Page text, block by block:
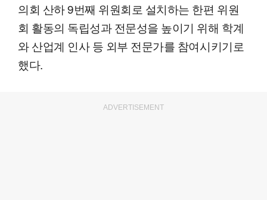
의회 산하 9번째 위원회로 설치하는 한편 위원
회 활동의 독립성과 전문성을 높이기 위해 학계
와 산업계 인사 등 외부 전문가를 참여시키기로
했다.
ADVERTISEMENT